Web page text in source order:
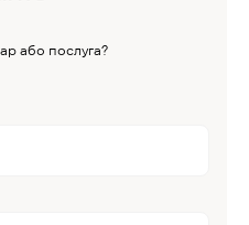
або послуга?